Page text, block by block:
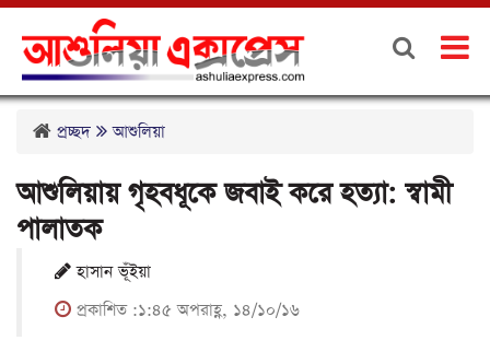
প্রচ্ছদ আশুলিয়া
আশুলিয়ায় গৃহবধূকে জবাই করে হত্যা: স্বামী
পালাতক
হাসান ভূঁইয়া
প্রকাশিত :১:৪৫ অপরাহ্ণ, ১৪/১০/১৬